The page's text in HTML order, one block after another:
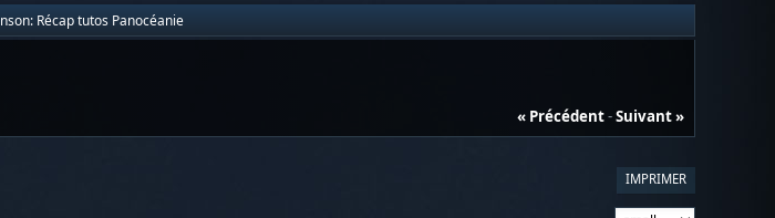
Récap tutos Panocéanie
« Précédent-Suivant »
IMPRIMER